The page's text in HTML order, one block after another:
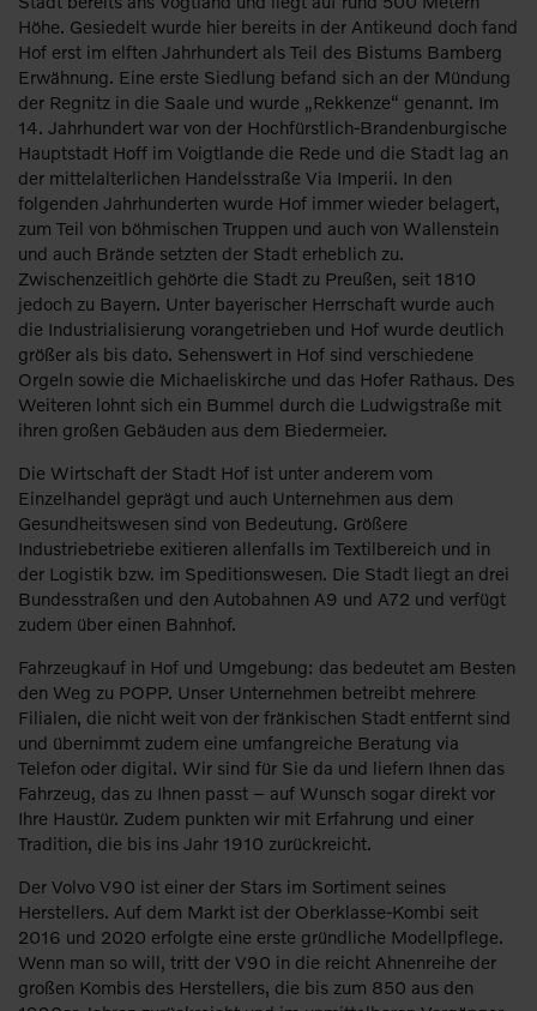
Höhe. Gesiedelt wurde hier bereits in der Antikeund doch fand
Hof erst im elften Jahrhundert als Teil des Bistums Bamberg
Erwähnung. Eine erste Siedlung befand sich an der Mündung
der Regnitz in die Saale und wurde „Rekkenze“ genannt. Im
14. Jahrhundert war von der Hochfürstlich-Brandenburgische
Hauptstadt Hoff im Voigtlande die Rede und die Stadt lag an
der mittelalterlichen Handelsstraße Via Imperii. In den
folgenden Jahrhunderten wurde Hof immer wieder belagert,
zum Teil von böhmischen Truppen und auch von Wallenstein
und auch Brände setzten der Stadt erheblich zu.
Zwischenzeitlich gehörte die Stadt zu Preußen, seit 1810
jedoch zu Bayern. Unter bayerischer Herrschaft wurde auch
die Industrialisierung vorangetrieben und Hof wurde deutlich
größer als bis dato. Sehenswert in Hof sind verschiedene
Orgeln sowie die Michaeliskirche und das Hofer Rathaus. Des
Weiteren lohnt sich ein Bummel durch die Ludwigstraße mit
ihren großen Gebäuden aus dem Biedermeier.
Die Wirtschaft der Stadt Hof ist unter anderem vom
Einzelhandel geprägt und auch Unternehmen aus dem
Gesundheitswesen sind von Bedeutung. Größere
Industriebetriebe exitieren allenfalls im Textilbereich und in
der Logistik bzw. im Speditionswesen. Die Stadt liegt an drei
Bundesstraßen und den Autobahnen A9 und A72 und verfügt
zudem über einen Bahnhof.
Fahrzeugkauf in Hof und Umgebung: das bedeutet am Besten
den Weg zu POPP. Unser Unternehmen betreibt mehrere
Filialen, die nicht weit von der fränkischen Stadt entfernt sind
und übernimmt zudem eine umfangreiche Beratung via
Telefon oder digital. Wir sind für Sie da und liefern Ihnen das
Fahrzeug, das zu Ihnen passt – auf Wunsch sogar direkt vor
Ihre Haustür. Zudem punkten wir mit Erfahrung und einer
Tradition, die bis ins Jahr 1910 zurückreicht.
Der Volvo V90 ist einer der Stars im Sortiment seines
Herstellers. Auf dem Markt ist der Oberklasse-Kombi seit
2016 und 2020 erfolgte eine erste gründliche Modellpflege.
Wenn man so will, tritt der V90 in die reicht Ahnenreihe der
großen Kombis des Herstellers, die bis zum 850 aus den